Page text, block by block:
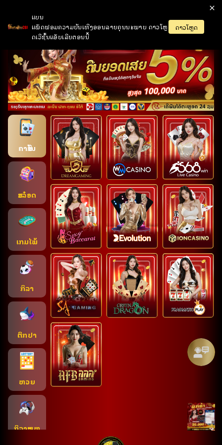
ແບນ
ແພັດຟອມຄວາມບັນເທີງອອນລາຍຄຸນນະພາບ ດາວໂຫຼ
ດເວີຊັ້ນແອັບເລີຍຕອນນີ້
ດາວໂຫຼດ
ເປີດບັນຊີ
ຄາສິໂນ
ສະລ໋ອດ
ເກມໄພ້
ກິລາ
ຕຶກປາ
ຫວຍ
ກິລາສະເຫ